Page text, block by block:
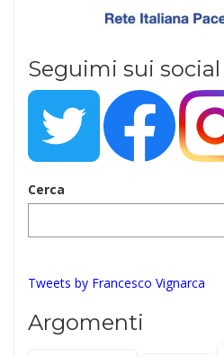
Seguimi sui social
Cerca
Tweets by Francesco Vignarca
Argomenti